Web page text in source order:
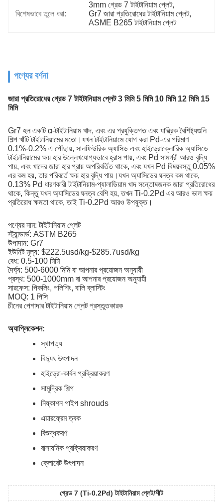
বিশেষভাবে তুলে ধরা:
3mm গ্রেড 7 টাইটানিয়াম প্লেট,
Gr7 জারা প্রতিরোধের টাইটানিয়াম প্লেট,
ASME B265 টাইটানিয়াম প্লেট
পণ্যের বর্ণনা
জারা প্রতিরোধের গ্রেড 7 টাইটানিয়াম প্লেট 3 মিমি 5 মিমি 10 মিমি 12 মিমি 15
মিমি
Gr7 হল একটি α-টাইটানিয়াম খাদ, এবং এর প্রযুক্তিগত এবং যান্ত্রিক বৈশিষ্ট্যগুলি
শিল্প খাঁটি টাইটানিয়ামের মতো।যখন টাইটানিয়ামে যোগ করা Pd-এর পরিমাণ
0.1%-0.2% এ পৌঁছায়, সালফিউরিক অ্যাসিড এবং হাইড্রোক্লোরিক অ্যাসিডে
টাইটানিয়ামের ক্ষয় হার উল্লেখযোগ্যভাবে হ্রাস পায়, এবং Pd সামগ্রী আরও বৃদ্ধি
পায়, এবং খাদের জারা হার প্রায় অপরিবর্তিত থাকে, এবং যখন Pd বিষয়বস্তু 0.05%
এর কম হয়, তার পরিবর্তে ক্ষয় হার বৃদ্ধি পায়।যখন অ্যাসিডের ঘনত্ব কম থাকে,
0.13% Pd ধারণকারী টাইটানিয়াম-প্যালাডিয়াম খাদ সন্তোষজনক জারা প্রতিরোধের
থাকে, কিন্তু যখন অ্যাসিডের ঘনত্ব বেশি হয়, তখন Ti-0.2Pd এর আরও ভাল ক্ষয়
প্রতিরোধ ক্ষমতা থাকে, তাই Ti-0.2Pd আরও উপযুক্ত।
পণ্যের নাম: টাইটানিয়াম প্লেট
স্ট্যান্ডার্ড: ASTM B265
উপাদান: Gr7
ইউনিট মূল্য: $222.5usd/kg-$285.7usd/kg
বেধ: 0.5-100 মিমি
দৈর্ঘ্য: 500-6000 মিমি বা আপনার প্রয়োজন অনুযায়ী
প্রস্থ: 500-1000mm বা আপনার প্রয়োজন অনুযায়ী
সারফেস: পিকলিং, পলিশিং, বালি ব্লাস্টিং
MOQ: 1 পিসি
চীনের পেশাদার টাইটানিয়াম প্লেট প্রস্তুতকারক
অ্যাপ্লিকেশন:
স্থাপত্য
বিদ্যুৎ উৎপাদন
হাইড্রো-কার্বন প্রক্রিয়াকরণ
সামুদ্রিক শিল্প
নিষ্কাশন পাইপ shrouds
এয়ারফ্রেম ত্বক
বিশুদ্ধকরণ
রাসায়নিক প্রক্রিয়াকরণ
ক্লোরেট উৎপাদন
গ্রেড 7 (Ti-0.2Pd) টাইটানিয়াম প্লেট/শীট